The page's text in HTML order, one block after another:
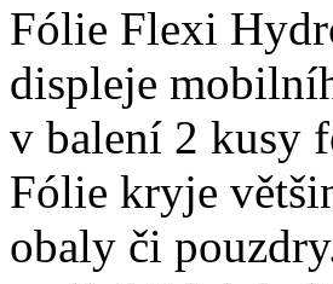
Fólie Flexi
displeje
v balení 2 kusy
Fólie kryje
obaly či